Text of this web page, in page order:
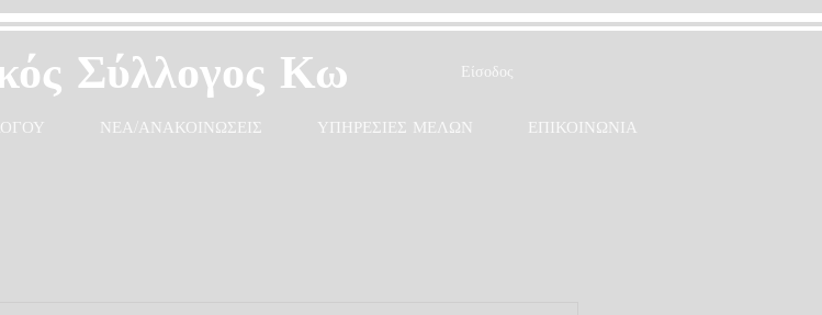
Σύλλογος Κω Είσοδος
ΝΕΑ/ΑΝΑΚΟΙΝΩΣΕΙΣ ΥΠΗΡΕΣΙΕΣ ΜΕΛΩΝ ΕΠΙΚΟΙΝΩΝΙΑ